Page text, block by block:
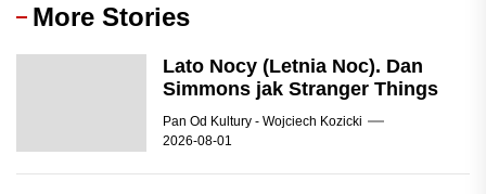
More Stories
Lato Nocy (Letnia Noc). Dan
Simmons jak Stranger Things
Pan Od Kultury - Wojciech Kozicki
2026-08-01